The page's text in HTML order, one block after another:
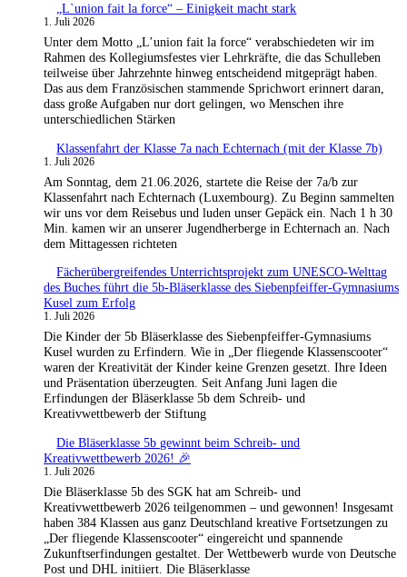
„L`union fait la force“ – Einigkeit macht stark
1. Juli 2026
Unter dem Motto „L’union fait la force“ verabschiedeten wir im
Rahmen des Kollegiumsfestes vier Lehrkräfte, die das Schulleben
teilweise über Jahrzehnte hinweg entscheidend mitgeprägt haben.
Das aus dem Französischen stammende Sprichwort erinnert daran,
dass große Aufgaben nur dort gelingen, wo Menschen ihre
unterschiedlichen Stärken
Klassenfahrt der Klasse 7a nach Echternach (mit der Klasse 7b)
1. Juli 2026
Am Sonntag, dem 21.06.2026, startete die Reise der 7a/b zur
Klassenfahrt nach Echternach (Luxembourg). Zu Beginn sammelten
wir uns vor dem Reisebus und luden unser Gepäck ein. Nach 1 h 30
Min. kamen wir an unserer Jugendherberge in Echternach an. Nach
dem Mittagessen richteten
Fächerübergreifendes Unterrichtsprojekt zum UNESCO-Welttag
des Buches führt die 5b-Bläserklasse des Siebenpfeiffer-Gymnasiums
Kusel zum Erfolg
1. Juli 2026
Die Kinder der 5b Bläserklasse des Siebenpfeiffer-Gymnasiums
Kusel wurden zu Erfindern. Wie in „Der fliegende Klassenscooter“
waren der Kreativität der Kinder keine Grenzen gesetzt. Ihre Ideen
und Präsentation überzeugten. Seit Anfang Juni lagen die
Erfindungen der Bläserklasse 5b dem Schreib- und
Kreativwettbewerb der Stiftung
Die Bläserklasse 5b gewinnt beim Schreib- und
Kreativwettbewerb 2026! 🎉
1. Juli 2026
Die Bläserklasse 5b des SGK hat am Schreib- und
Kreativwettbewerb 2026 teilgenommen – und gewonnen! Insgesamt
haben 384 Klassen aus ganz Deutschland kreative Fortsetzungen zu
„Der fliegende Klassenscooter“ eingereicht und spannende
Zukunftserfindungen gestaltet. Der Wettbewerb wurde von Deutsche
Post und DHL initiiert. Die Bläserklasse